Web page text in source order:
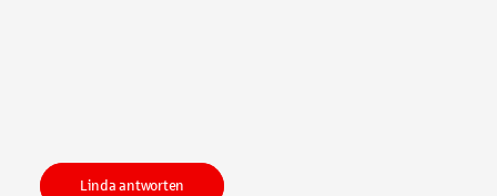
Linda antworten